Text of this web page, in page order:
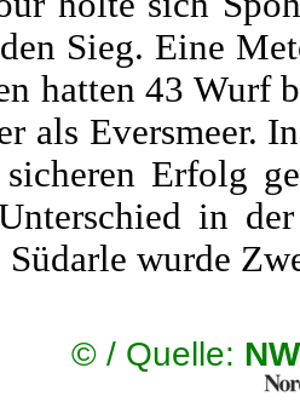
Sieg. Eine
hatten 43 Wurf
als Eversmeer.
Erfolg
in
wurde
©/ Quelle: